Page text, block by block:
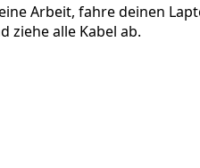
Arbeit, fahre deinen
ziehe alle Kabel ab.